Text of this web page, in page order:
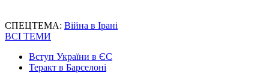
СПЕЦТЕМА: Війна в Ірані
ВСІ ТЕМИ
Вступ України в ЄС
Теракт в Барселоні